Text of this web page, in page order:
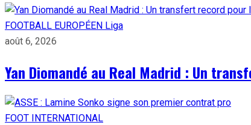
FOOTBALL EUROPÉEN Liga
août 6, 2026
Yan Diomandé au Real Madrid : Un
FOOT INTERNATIONAL